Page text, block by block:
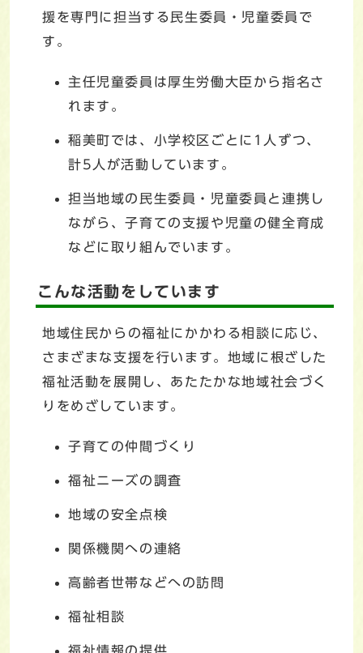
援を専門に担当する民生委員・児童委員で
す。
主任児童委員は厚生労働大臣から指名さ
れます。
稲美町では、小学校区ごとに1人ずつ、
計5人が活動しています。
担当地域の民生委員・児童委員と連携し
ながら、子育ての支援や児童の健全育成
などに取り組んでいます。
こんな活動をしています
地域住民からの福祉にかかわる相談に応じ、
さまざまな支援を行います。地域に根ざした
福祉活動を展開し、あたたかな地域社会づく
りをめざしています。
子育ての仲間づくり
福祉ニーズの調査
地域の安全点検
関係機関への連絡
高齢者世帯などへの訪問
福祉相談
福祉情報の提供